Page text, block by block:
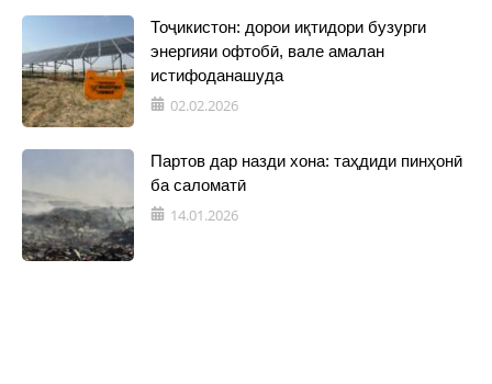
Тоҷикистон: дорои иқтидори бузурги
энергияи офтобӣ, вале амалан
истифоданашуда
02.02.2026
Партов дар назди хона: таҳдиди пинҳонӣ
ба саломатӣ
14.01.2026